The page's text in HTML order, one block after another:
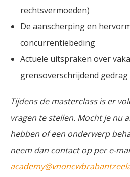
rechtsvermoeden)
De aanscherping en
concurrentiebeding
Actuele uitspraken over
grensoverschrijdend
Tijdens de masterclass is er
vragen te stellen. Mocht je nu
hebben of een onderwerp
neem dan contact op per e-